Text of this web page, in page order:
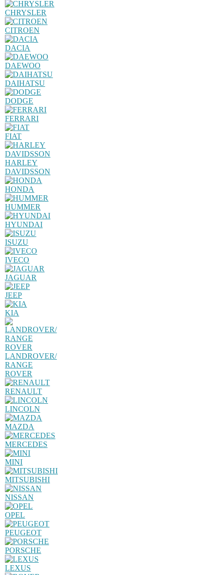
CHRYSLER
CITROEN
DACIA
DAEWOO
DAIHATSU
DODGE
FERRARI
FIAT
HARLEY
DAVIDSSON
HONDA
HUMMER
HYUNDAI
ISUZU
IVECO
JAGUAR
JEEP
KIA
LANDROVER/
RANGE
ROVER
RENAULT
LINCOLN
MAZDA
MERCEDES
MINI
MITSUBISHI
NISSAN
OPEL
PEUGEOT
PORSCHE
LEXUS